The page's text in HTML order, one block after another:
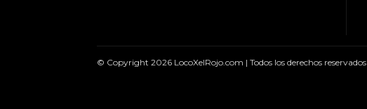
© Copyright 2026 LocoXelRojo.com | Todos los derechos reservados